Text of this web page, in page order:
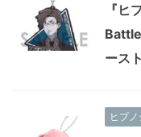
『ヒ
ース
ヒプ